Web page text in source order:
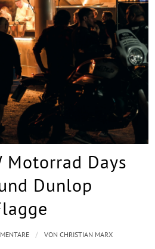
Motorrad Days
Dunlop
/ VONCHRISTIAN MARX